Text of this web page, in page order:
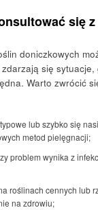
się
doniczkowych
się sytuacje,
Warto zwrócić
lub szybko się
metod pielęgnacji;
problem wynika z
roślinach cennych lub
na zdrowiu;